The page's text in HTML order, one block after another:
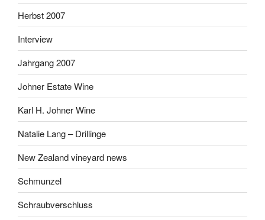
Herbst 2007
Interview
Jahrgang 2007
Johner Estate Wine
Karl H. Johner Wine
Natalie Lang – Drillinge
New Zealand vineyard news
Schmunzel
Schraubverschluss